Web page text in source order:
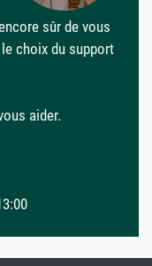
sûr de vous
choix du support
aider.